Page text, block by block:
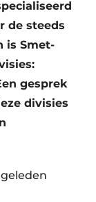
de steeds
is Smet-
gesprek
divisies